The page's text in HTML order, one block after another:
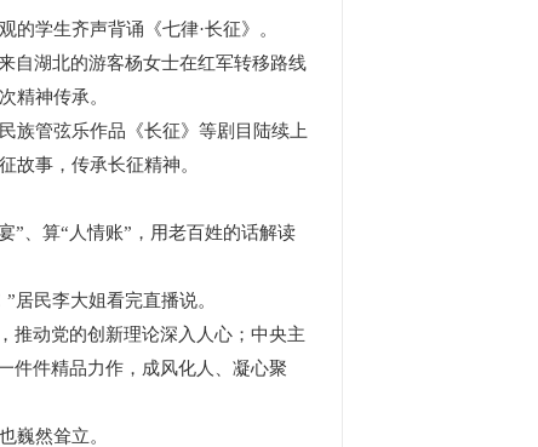
学生齐声背诵《七律·长征》。
湖北的游客杨女士在红军转移路线
精神传承。
管弦乐作品《长征》等剧目陆续上
事，传承长征精神。
、算“人情账”，用老百姓的话解读
民李大姐看完直播说。
动党的创新理论深入人心；中央主
件件精品力作，成风化人、凝心聚
巍然耸立。